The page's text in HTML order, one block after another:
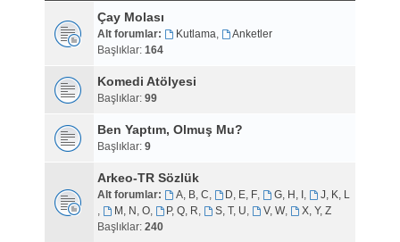
Çay Molası
Alt forumlar: Kutlama,
Anketler
Başlıklar: 164
Komedi Atölyesi
Başlıklar: 99
Ben Yaptım, Olmuş Mu?
Başlıklar: 9
Arkeo-TR Sözlük
Alt forumlar: A, B, C, D, E, F, G, H, I ,
J, K, L
,
M, N, O, P, Q, R, S, T, U, V, W,
X, Y, Z
Başlıklar: 240